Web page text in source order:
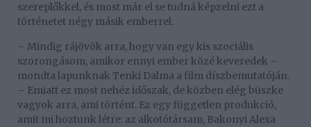
szereplőkkel, és most már el se tudná képzelni ezt a
történetet négy másik emberrel.
– Mindig rájövök arra, hogy van egy kis szociális
szorongásom, amikor ennyi ember közé keveredek –
mondta lapunknak Tenki Dalma a film díszbemutatóján.
– Emiatt ez most nehéz időszak, de közben elég büszke
vagyok arra, ami történt. Ez egy független produkció,
amit mi hoztunk létre: az alkotótársam, Bakonyi Alexa